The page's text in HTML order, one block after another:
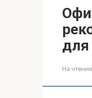
На